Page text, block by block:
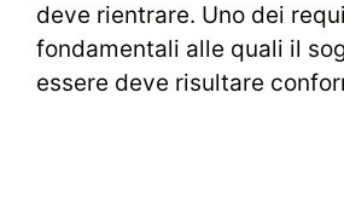
deve rientrare. Uno dei
fondamentali alle quali il
essere deve risultare